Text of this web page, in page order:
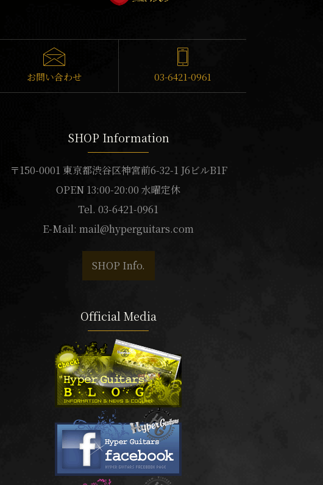
お問い合わせ 03-6421-0961
SHOP Information
〒150-0001 東京都渋谷区神宮前6-32-1 J6ビルB1F
OPEN 13:00-20:00 水曜定休
Tel. 03-6421-0961
E-Mail: mail@hyperguitars.com
SHOP Info.
Official Media